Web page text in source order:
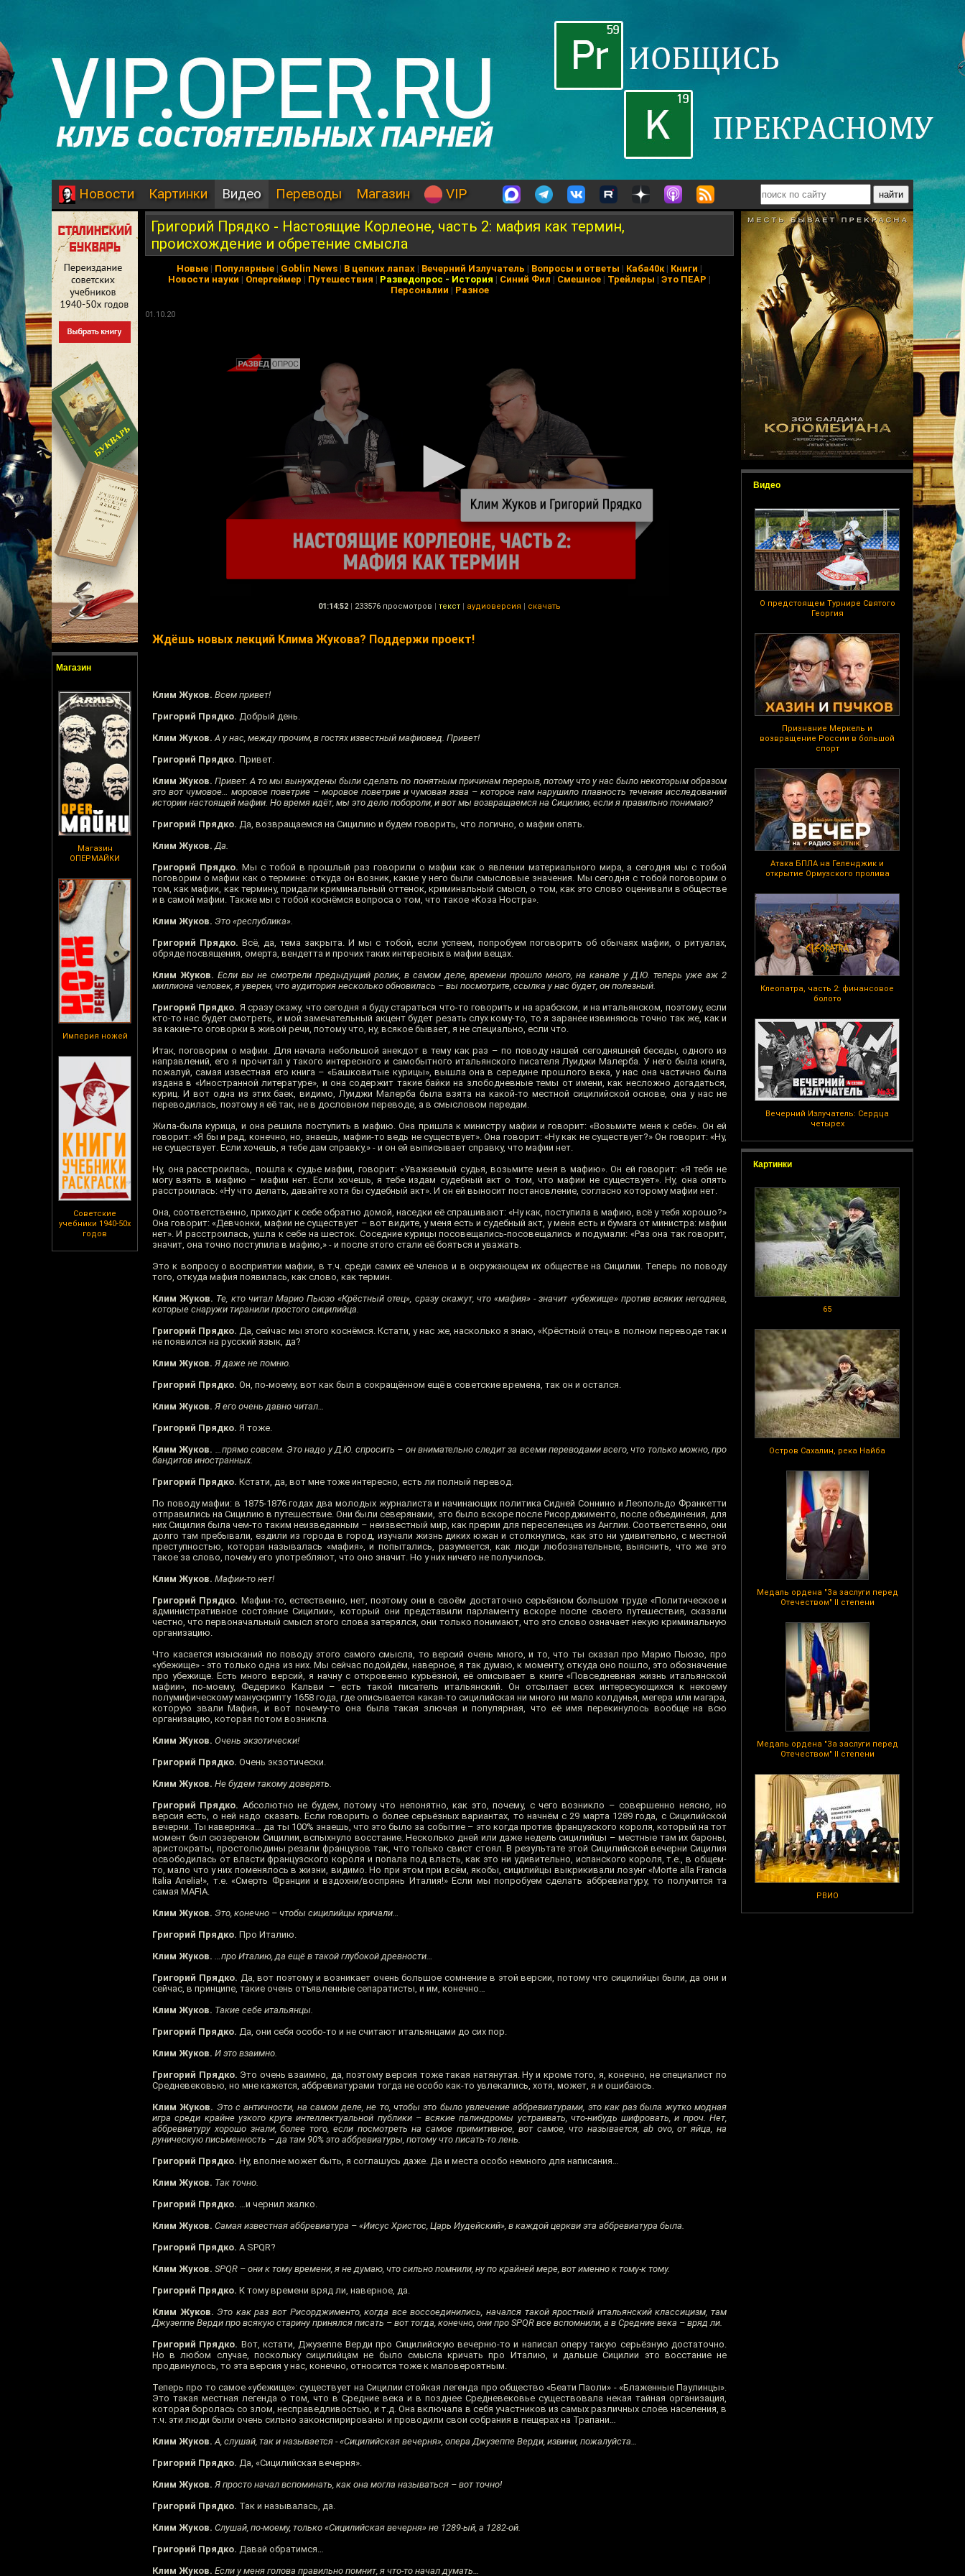
Новости Картинки Видео Переводы Магазин VIP
Магазин
Магазин
ОПЕРМАЙКИ
Империя ножей
Советские
учебники 1940-50х
годов
Видео
О предстоящем Турнире Святого
Георгия
Признание Меркель и
возвращение России в большой
спорт
Атака БПЛА на Геленджик и
открытие Ормузского пролива
Клеопатра, часть 2: финансовое
болото
Вечерний Излучатель: Сердца
четырех
Картинки
65
Остров Сахалин, река Найба
Медаль ордена "За заслуги перед
Отечеством" II степени
Медаль ордена "За заслуги перед
Отечеством" II степени
РВИО
Григорий Прядко - Настоящие Корлеоне, часть 2: мафия как термин,
происхождение и обретение смысла
Новые | Популярные | Goblin News | В цепких лапах | Вечерний Излучатель | Вопросы и ответы | Каба40к| Книги |
Новости науки | Опергеймер | Путешествия | Разведопрос - История | Синий Фил | Смешное | Трейлеры | Это ПЕАР |
Персоналии | Разное
01.10.20
01:14:52 | 233576 просмотров | текст | аудиоверсия | скачать
Ждёшь новых лекций Клима Жукова? Поддержи проект!
Клим Жуков. Всем привет!
Григорий Прядко. Добрый день.
Клим Жуков. А у нас, между прочим, в гостях известный мафиовед. Привет!
Григорий Прядко. Привет.
Клим Жуков. Привет. А то мы вынуждены были сделать по понятным причинам перерыв, потому что у нас было некоторым образом
это вот чумовое… моровое поветрие – моровое поветрие и чумовая язва – которое нам нарушило плавность течения исследований
истории настоящей мафии. Но время идёт, мы это дело побороли, и вот мы возвращаемся на Сицилию, если я правильно понимаю?
Григорий Прядко. Да, возвращаемся на Сицилию и будем говорить, что логично, о мафии опять.
Клим Жуков. Да.
Григорий Прядко. Мы с тобой в прошлый раз говорили о мафии как о явлении материального мира, а сегодня мы с тобой
поговорим о мафии как о термине: откуда он возник, какие у него были смысловые значения. Мы сегодня с тобой поговорим о
том, как мафии, как термину, придали криминальный оттенок, криминальный смысл, о том, как это слово оценивали в обществе
и в самой мафии. Также мы с тобой коснёмся вопроса о том, что такое «Коза Ностра».
Клим Жуков. Это «республика».
Григорий Прядко. Всё, да, тема закрыта. И мы с тобой, если успеем, попробуем поговорить об обычаях мафии, о ритуалах,
обряде посвящения, омерта, вендетта и прочих таких интересных в мафии вещах.
Клим Жуков. Если вы не смотрели предыдущий ролик, в самом деле, времени прошло много, на канале у Д.Ю. теперь уже аж 2
миллиона человек, я уверен, что аудитория несколько обновилась – вы посмотрите, ссылка у нас будет, он полезный.
Григорий Прядко. Я сразу скажу, что сегодня я буду стараться что-то говорить и на арабском, и на итальянском, поэтому, если
кто-то нас будет смотреть, и мой замечательный акцент будет резать слух кому-то, то я заранее извиняюсь точно так же, как и
за какие-то оговорки в живой речи, потому что, ну, всякое бывает, я не специально, если что.
Итак, поговорим о мафии. Для начала небольшой анекдот в тему как раз – по поводу нашей сегодняшней беседы, одного из
направлений, его я прочитал у такого интересного и самобытного итальянского писателя Луиджи Малерба. У него была книга,
пожалуй, самая известная его книга – «Башковитые курицы», вышла она в середине прошлого века, у нас она частично была
издана в «Иностранной литературе», и она содержит такие байки на злободневные темы от имени, как несложно догадаться,
куриц. И вот одна из этих баек, видимо, Луиджи Малерба была взята на какой-то местной сицилийской основе, она у нас не
переводилась, поэтому я её так, не в дословном переводе, а в смысловом передам.
Жила-была курица, и она решила поступить в мафию. Она пришла к министру мафии и говорит: «Возьмите меня к себе». Он ей
говорит: «Я бы и рад, конечно, но, знаешь, мафии-то ведь не существует». Она говорит: «Ну как не существует?» Он говорит: «Ну,
не существует. Если хочешь, я тебе дам справку,» - и он ей выписывает справку, что мафии нет.
Ну, она расстроилась, пошла к судье мафии, говорит: «Уважаемый судья, возьмите меня в мафию». Он ей говорит: «Я тебя не
могу взять в мафию – мафии нет. Если хочешь, я тебе издам судебный акт о том, что мафии не существует». Ну, она опять
расстроилась: «Ну что делать, давайте хотя бы судебный акт». И он ей выносит постановление, согласно которому мафии нет.
Она, соответственно, приходит к себе обратно домой, наседки её спрашивают: «Ну как, поступила в мафию, всё у тебя хорошо?»
Она говорит: «Девчонки, мафии не существует – вот видите, у меня есть и судебный акт, у меня есть и бумага от министра: мафии
нет». И расстроилась, ушла к себе на шесток. Соседние курицы посовещались-посовещались и подумали: «Раз она так говорит,
значит, она точно поступила в мафию,» - и после этого стали её бояться и уважать.
Это к вопросу о восприятии мафии, в т.ч. среди самих её членов и в окружающем их обществе на Сицилии. Теперь по поводу
того, откуда мафия появилась, как слово, как термин.
Клим Жуков. Те, кто читал Марио Пьюзо «Крёстный отец», сразу скажут, что «мафия» - значит «убежище» против всяких негодяев,
которые снаружи тиранили простого сицилийца.
Григорий Прядко. Да, сейчас мы этого коснёмся. Кстати, у нас же, насколько я знаю, «Крёстный отец» в полном переводе так и
не появился на русский язык, да?
Клим Жуков. Я даже не помню.
Григорий Прядко. Он, по-моему, вот как был в сокращённом ещё в советские времена, так он и остался.
Клим Жуков. Я его очень давно читал…
Григорий Прядко. Я тоже.
Клим Жуков. …прямо совсем. Это надо у Д.Ю. спросить – он внимательно следит за всеми переводами всего, что только можно, про
бандитов иностранных.
Григорий Прядко. Кстати, да, вот мне тоже интересно, есть ли полный перевод.
По поводу мафии: в 1875-1876 годах два молодых журналиста и начинающих политика Сидней Соннино и Леопольдо Франкетти
отправились на Сицилию в путешествие. Они были северянами, это было вскоре после Рисорджименто, после объединения, для
них Сицилия была чем-то таким неизведанным – неизвестный мир, как прерии для переселенцев из Англии. Соответственно, они
долго там пребывали, ездили из города в город, изучали жизнь диких южан и столкнулись, как это ни удивительно, с местной
преступностью, которая называлась «мафия», и попытались, разумеется, как люди любознательные, выяснить, что же это
такое за слово, почему его употребляют, что оно значит. Но у них ничего не получилось.
Клим Жуков. Мафии-то нет!
Григорий Прядко. Мафии-то, естественно, нет, поэтому они в своём достаточно серьёзном большом труде «Политическое и
административное состояние Сицилии», который они представили парламенту вскоре после своего путешествия, сказали
честно, что первоначальный смысл этого слова затерялся, они только понимают, что это слово означает некую криминальную
организацию.
Что касается изысканий по поводу этого самого смысла, то версий очень много, и то, что ты сказал про Марио Пьюзо, про
«убежище» - это только одна из них. Мы сейчас подойдём, наверное, я так думаю, к моменту, откуда оно пошло, это обозначение
про убежище. Есть много версий, я начну с откровенно курьёзной, её описывает в книге «Повседневная жизнь итальянской
мафии», по-моему, Федерико Кальви – есть такой писатель итальянский. Он отсылает всех интересующихся к некоему
полумифическому манускрипту 1658 года, где описывается какая-то сицилийская ни много ни мало колдунья, мегера или магара,
которую звали Мафия, и вот почему-то она была такая злючая и популярная, что её имя перекинулось вообще на всю
организацию, которая потом возникла.
Клим Жуков. Очень экзотически!
Григорий Прядко. Очень экзотически.
Клим Жуков. Не будем такому доверять.
Григорий Прядко. Абсолютно не будем, потому что непонятно, как это, почему, с чего возникло – совершенно неясно, но
версия есть, о ней надо сказать. Если говорить о более серьёзных вариантах, то начнём с 29 марта 1289 года, с Сицилийской
вечерни. Ты наверняка… да ты 100% знаешь, что это было за событие – это когда против французского короля, который на тот
момент был сюзереном Сицилии, вспыхнуло восстание. Несколько дней или даже недель сицилийцы – местные там их бароны,
аристократы, простолюдины резали французов так, что только свист стоял. В результате этой Сицилийской вечерни Сицилия
освободилась от власти французского короля и попала под власть, как это ни удивительно, испанского короля, т.е., в общем-
то, мало что у них поменялось в жизни, видимо. Но при этом при всём, якобы, сицилийцы выкрикивали лозунг «Morte alla Francia
Italia Anelia!», т.е. «Смерть Франции и вздохни/воспрянь Италия!» Если мы попробуем сделать аббревиатуру, то получится та
самая MAFIA.
Клим Жуков. Это, конечно – чтобы сицилийцы кричали…
Григорий Прядко. Про Италию.
Клим Жуков. …про Италию, да ещё в такой глубокой древности…
Григорий Прядко. Да, вот поэтому и возникает очень большое сомнение в этой версии, потому что сицилийцы были, да они и
сейчас, в принципе, такие очень отъявленные сепаратисты, и им, конечно…
Клим Жуков. Такие себе итальянцы.
Григорий Прядко. Да, они себя особо-то и не считают итальянцами до сих пор.
Клим Жуков. И это взаимно.
Григорий Прядко. Это очень взаимно, да, поэтому версия тоже такая натянутая. Ну и кроме того, я, конечно, не специалист по
Средневековью, но мне кажется, аббревиатурами тогда не особо как-то увлекались, хотя, может, я и ошибаюсь.
Клим Жуков. Это с античности, на самом деле, не то, чтобы это было увлечение аббревиатурами, это как раз была жутко модная
игра среди крайне узкого круга интеллектуальной публики – всякие палиндромы устраивать, что-нибудь шифровать, и проч. Нет,
аббревиатуру хорошо знали, более того, если посмотреть на самое примитивное, вот самое, что называется, ab ovo, от яйца, на
руническую письменность – да там 90% это аббревиатуры, потому что писать-то лень.
Григорий Прядко. Ну, вполне может быть, я соглашусь даже. Да и места особо немного для написания…
Клим Жуков. Так точно.
Григорий Прядко. …и чернил жалко.
Клим Жуков. Самая известная аббревиатура – «Иисус Христос, Царь Иудейский», в каждой церкви эта аббревиатура была.
Григорий Прядко. А SPQR?
Клим Жуков. SPQR – они к тому времени, я не думаю, что сильно помнили, ну по крайней мере, вот именно к тому-к тому.
Григорий Прядко. К тому времени вряд ли, наверное, да.
Клим Жуков. Это как раз вот Рисорджименто, когда все воссоединились, начался такой яростный итальянский классицизм, там
Джузеппе Верди про всякую старину принялся писать – вот тогда, конечно, они про SPQR все вспомнили, а в Средние века – вряд ли.
Григорий Прядко. Вот, кстати, Джузеппе Верди про Сицилийскую вечерню-то и написал оперу такую серьёзную достаточно.
Но в любом случае, поскольку сицилийцам не было смысла кричать про Италию, и дальше Сицилии это восстание не
продвинулось, то эта версия у нас, конечно, относится тоже к маловероятным.
Теперь про то самое «убежище»: существует на Сицилии стойкая легенда про общество «Беати Паоли» - «Блаженные Паулинцы».
Это такая местная легенда о том, что в Средние века и в позднее Средневековье существовала некая тайная организация,
которая боролась со злом, несправедливостью, и т.д. Она включала в себя участников из самых различных слоёв населения, в
т.ч. эти люди были очень сильно законспирированы и проводили свои собрания в пещерах на Трапани…
Клим Жуков. А, слушай, так и называется - «Сицилийская вечерня», опера Джузеппе Верди, извини, пожалуйста…
Григорий Прядко. Да, «Сицилийская вечерня».
Клим Жуков. Я просто начал вспоминать, как она могла называться – вот точно!
Григорий Прядко. Так и называлась, да.
Клим Жуков. Слушай, по-моему, только «Сицилийская вечерня» не 1289-ый, а 1282-ой.
Григорий Прядко. Давай обратимся…
Клим Жуков. Если у меня голова правильно помнит, я что-то начал думать…